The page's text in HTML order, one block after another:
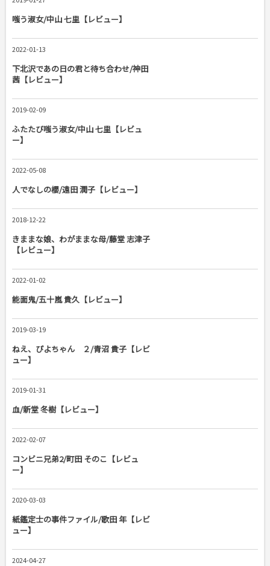
嗤う淑女/中山 七里【レビュー】
2022-01-13
下北沢であの日の君と待ち合わせ/神田
茜【レビュー】
2019-02-09
ふたたび嗤う淑女/中山 七里【レビュ
ー】
2022-05-08
人でなしの櫻/遠田 潤子【レビュー】
2018-12-22
きままな娘、わがままな母/藤堂 志津子
【レビュー】
2022-01-02
能面鬼/五十嵐 貴久【レビュー】
2019-03-19
ねえ、ぴよちゃん ２/青沼 貴子【レビ
ュー】
2019-01-31
血/新堂 冬樹【レビュー】
2022-02-07
コンビニ兄弟2/町田 そのこ【レビュ
ー】
2020-03-03
紙鑑定士の事件ファイル/歌田 年【レビ
ュー】
2024-04-27